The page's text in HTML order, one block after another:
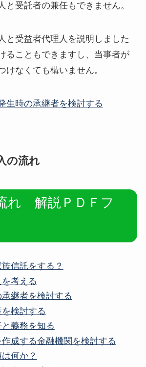
と受託者の兼任もできません。
と受益者代理人を説明しました
ることもできますし、当事者が
けなくても構いません。
生時の承継者を検討する
の流れ
れ 解説ＰＤＦフ
信託をする？
考える
継者を検討する
検討する
義務を知る
成する金融機関を検討する
何か？